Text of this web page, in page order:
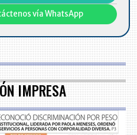
vía WhatsApp
IMPRESA